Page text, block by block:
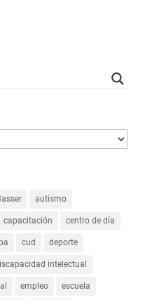
autismo
capacitación centro de día
cud deporte
intelectual
empleo escuela